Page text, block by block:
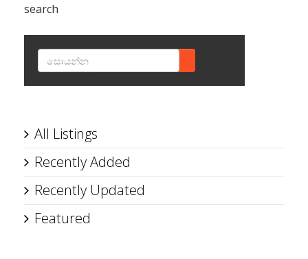
search
All Listings
Recently Added
Recently Updated
Featured